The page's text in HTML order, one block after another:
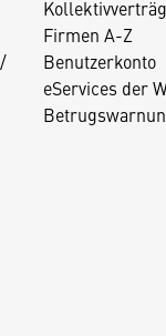
Firmen A-Z
Benutzerkonto
eServices der